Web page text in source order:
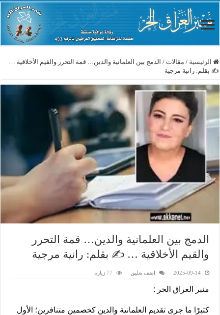
الرئيسية / مقالات / الدمج بين العلمانية والدين… قمة التحرر والقيم الأخلاقية …
✍️ بقلم: رانية مرجية
الدمج بين العلمانية والدين… قمة التحرر
والقيم الأخلاقية … ✍️ بقلم: رانية مرجية
2025-09-14 اضف تعليق 77 زيارة
منبر العراق الحر :
كثيرًا ما جرى تقديم العلمانية والدين كخصمين متنافرين؛ الأول